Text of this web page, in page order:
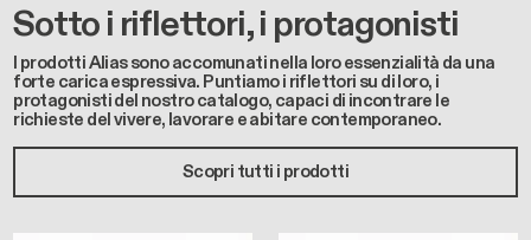
Sotto i riflettori, i protagonisti
I prodotti Alias sono accomunati nella loro essenzialità da una
forte carica espressiva. Puntiamo i riflettori su di loro, i
protagonisti del nostro catalogo, capaci di incontrare le
richieste del vivere, lavorare e abitare contemporaneo.
Scopri tutti i prodotti